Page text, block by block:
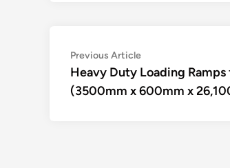
Navigation
de
l’article
Previous ArticlePrevious
article:
Heavy Duty Loading Ramps
(3500mm x 600mm x